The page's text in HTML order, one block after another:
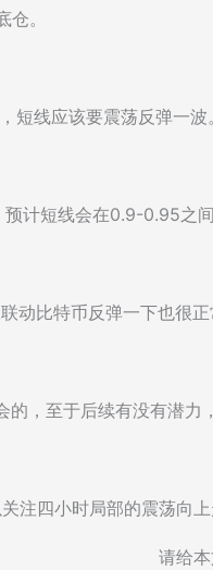
。
短线应该要震荡反弹一波。
计短线会在0.9-0.95之间
动比特币反弹一下也很
，至于后续有没有潜力
注四小时局部的震荡向上
请给